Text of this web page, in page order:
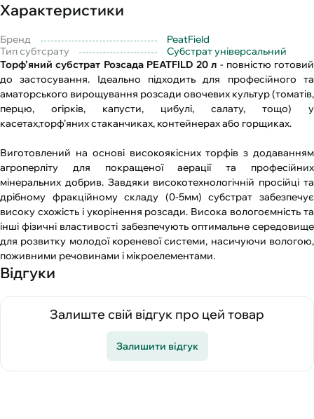
Характеристики
Бренд
PeatField
Тип субтсрату
Субстрат універсальний
Торф’яний субстрат Розсада PEATFILD 20 л - повністю готовий
до застосування. Ідеально підходить для професійного та
аматорського вирощування розсади овочевих культур (томатів,
перцю, огірків, капусти, цибулі, салату, тощо) у
касетах,торф’яних стаканчиках, контейнерах або горщиках.
Виготовлений на основі високоякісних торфів з додаванням
агроперліту для покращеної аерації та професійних
мінеральних добрив. Завдяки високотехнологічній просійці та
дрібному фракційному складу (0-5мм) субстрат забезпечує
високу схожість і укорінення розсади. Висока вологоємність та
інші фізичні властивості забезпечують оптимальне середовище
для розвитку молодої кореневої системи, насичуючи вологою,
поживними речовинами і мікроелементами.
Відгуки
Залиште свій відгук про цей товар
Залишити відгук